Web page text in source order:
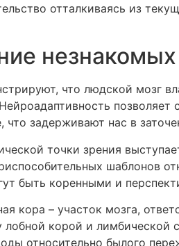
отталкиваясь из
что людской мозг
позволяет
задерживают нас в
точки зрения
шаблонов
быть коренными и
кора – участок мозга,
корой и лимбической
относительно былого